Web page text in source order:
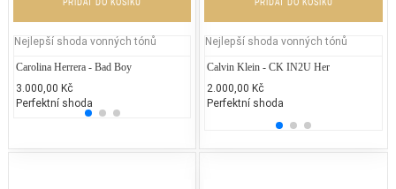
PŘIDAT DO KOŠÍKU
Nejlepší shoda vonných tónů
Carolina Herrera - Bad Boy
3.000,00 Kč
Perfektní shoda
Lolita Lempicka - L'de Lolita Lempicka
2.169,41 Kč
25% běžných vonných tónů
PŘIDAT DO KOŠÍKU
Nejlepší shoda vonných tónů
Calvin Klein - CK IN2U Her
2.000,00 Kč
Perfektní shoda